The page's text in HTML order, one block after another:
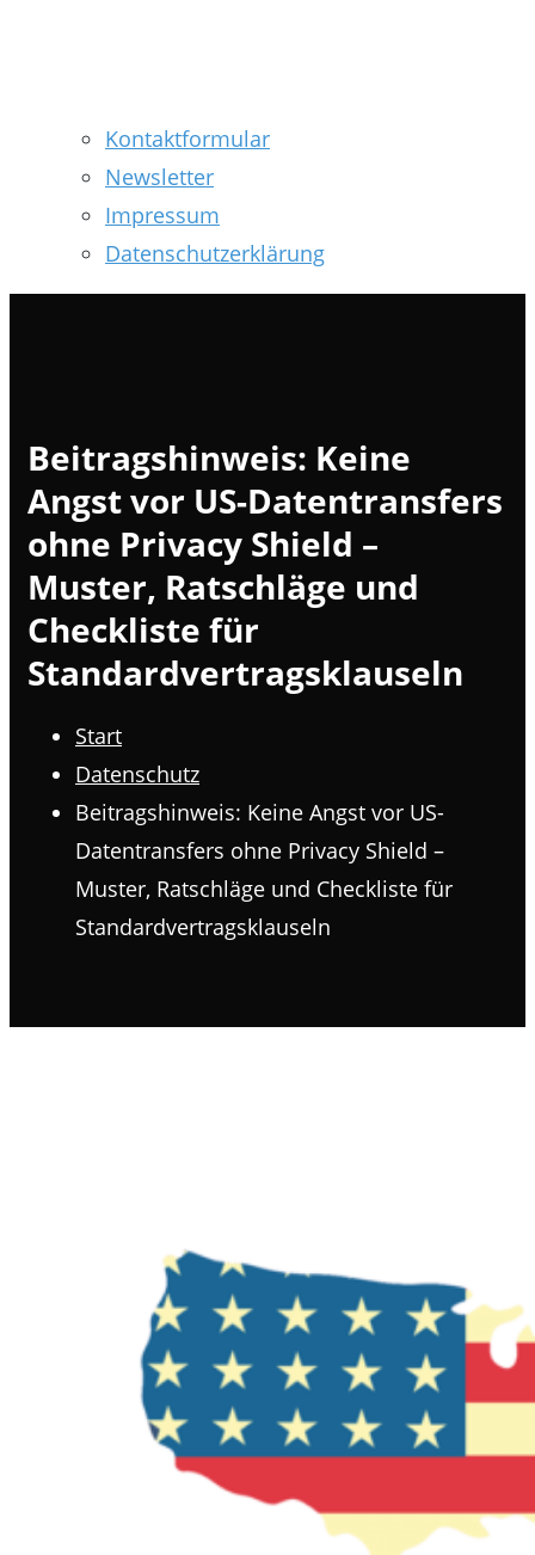
Kontaktformular
Newsletter
Impressum
Datenschutzerklärung
Beitragshinweis: Keine
Angst vor US-Datentransfers
ohne Privacy Shield –
Muster, Ratschläge und
Checkliste für
Standardvertragsklauseln
Start
Datenschutz
Beitragshinweis: Keine Angst vor US-
Datentransfers ohne Privacy Shield –
Muster, Ratschläge und Checkliste für
Standardvertragsklauseln